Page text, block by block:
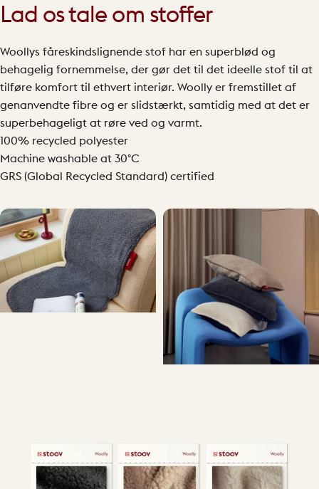
Lad os tale om stoffer
Woollys fåreskindslignende stof har en superblød og
behagelig fornemmelse, der gør det til det ideelle stof til at
tilføre komfort til ethvert interiør. Woolly er fremstillet af
genanvendte fibre og er slidstærkt, samtidig med at det er
superbehageligt at røre ved og varmt.
100% recycled polyester
Machine washable at 30°C
GRS (Global Recycled Standard) certified